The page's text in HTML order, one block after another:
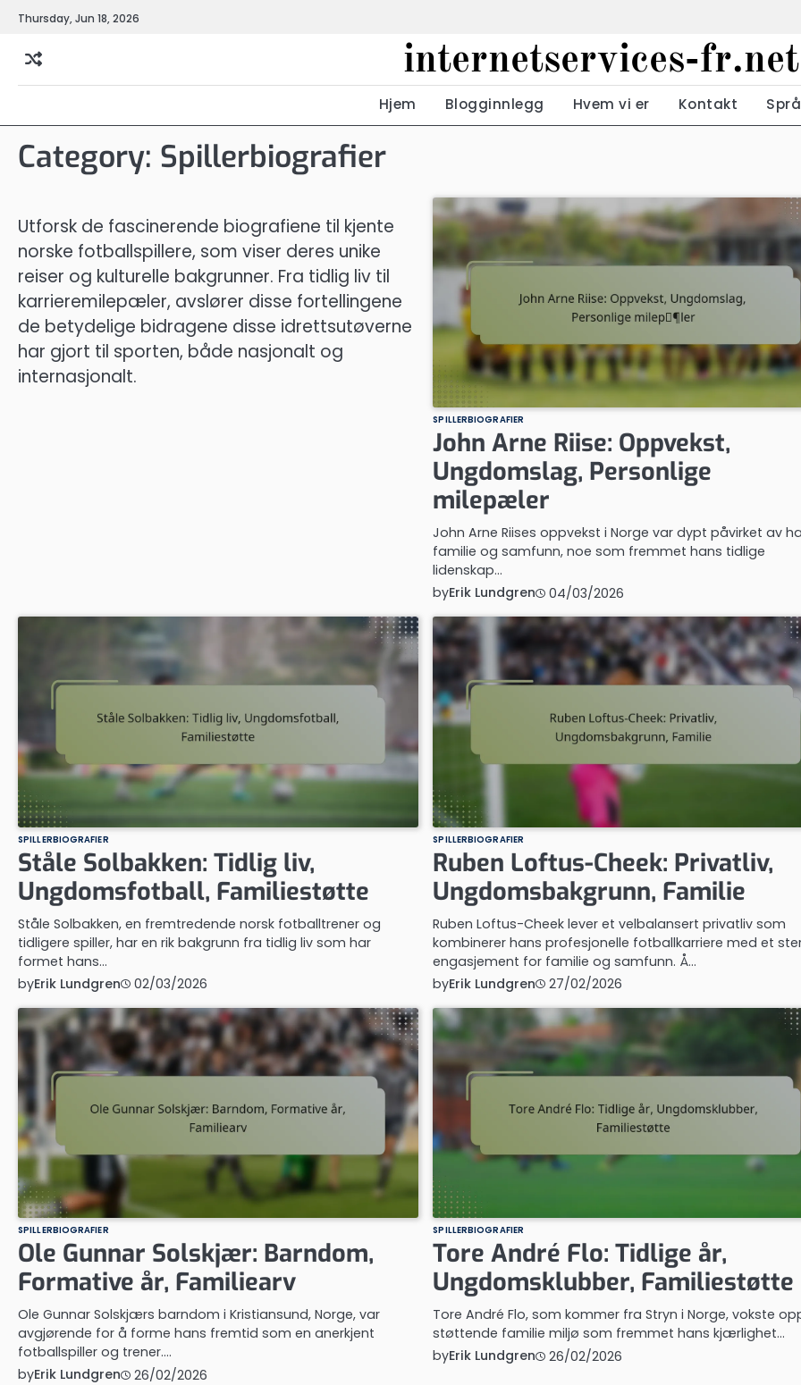
Skip
content
Thursday, Jun 18, 2026
internetservices-fr.net
Hjem Blogginnlegg Hvem vi er Kontakt
Category: Spillerbiografier
Utforsk de fascinerende biografiene til kjente
norske fotballspillere, som viser deres unike
reiser og kulturelle bakgrunner. Fra tidlig liv til
karrieremilepæler, avslører disse fortellingene
de betydelige bidragene disse idrettsutøverne
har gjort til sporten, både nasjonalt og
internasjonalt.
SPILLERBIOGRAFIER
John Arne Riise: Oppvekst,
Ungdomslag, Personlige
milepæler
John Arne Riises oppvekst i Norge var dypt påvirket av
familie og samfunn, noe som fremmet hans tidlige
lidenskap…
byErik Lundgren 04/03/2026
SPILLERBIOGRAFIER
Ståle Solbakken: Tidlig liv,
Ungdomsfotball, Familiestøtte
Ståle Solbakken, en fremtredende norsk fotballtrener og
tidligere spiller, har en rik bakgrunn fra tidlig liv som har
formet hans…
byErik Lundgren 02/03/2026
SPILLERBIOGRAFIER
Ruben Loftus-Cheek: Privatliv,
Ungdomsbakgrunn, Familie
Ruben Loftus-Cheek lever et velbalansert privatliv som
kombinerer hans profesjonelle fotballkarriere med et
engasjement for familie og samfunn. Å…
byErik Lundgren 27/02/2026
SPILLERBIOGRAFIER
Ole Gunnar Solskjær: Barndom,
Formative år, Familiearv
Ole Gunnar Solskjærs barndom i Kristiansund, Norge, var
avgjørende for å forme hans fremtid som en anerkjent
fotballspiller og trener.…
byErik Lundgren 26/02/2026
SPILLERBIOGRAFIER
Tore André Flo: Tidlige år,
Ungdomsklubber, Familiestøtte
Tore André Flo, som kommer fra Stryn i Norge, vokste
støttende familie miljø som fremmet hans kjærlighet…
byErik Lundgren 26/02/2026